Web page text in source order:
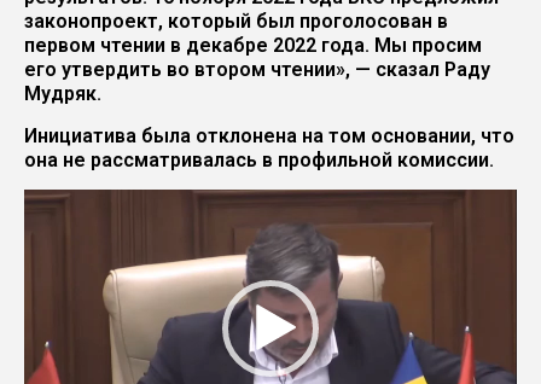
законопроект, который был проголосован в
первом чтении в декабре 2022 года. Мы просим
его утвердить во втором чтении», — сказал Раду
Мудряк.
Инициатива была отклонена на том основании, что
она не рассматривалась в профильной комиссии.
Видеоплеер